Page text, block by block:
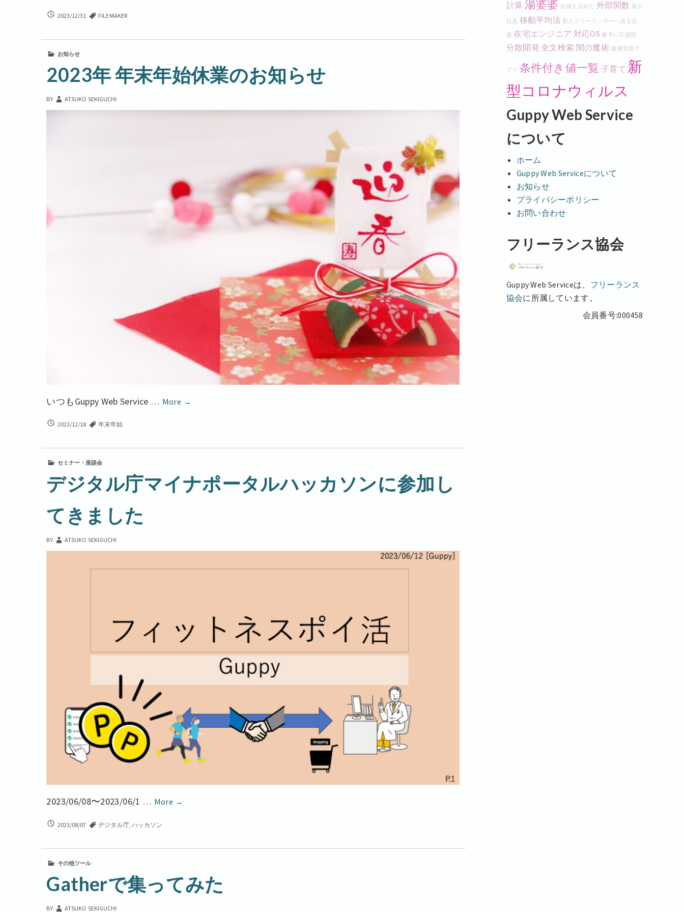
2023
報
2023/12/31 FILEMAKER
お知らせ
2023年 年末年始休業のお知らせ
BY ATSUKO SEKIGUCHI
いつもGuppy Web Service … More
2023
休
業
ら
→
2023
年
休
業
お
2023/12/18 年末年始
セミナー・座談会
デジタル庁マイナポータルハッカソンに参加し
てきました
BY ATSUKO SEKIGUCHI
2023/06/08〜2023/06/1 … More
デ
イ
ナ
→
デ
庁
イ
ポ
2023/08/07 デジタル庁, ハッカソン
その他ツール
Gatherで集ってみた
BY ATSUKO SEKIGUCHI
計算 湯婆婆 自戒を込めて 外部関数 新人
社員 移動平均法 新人フリーランサーへ送る言
葉 在宅エンジニア 対応OS 勝手に応援団
分散開発 全文検索 闇の魔術 健康管理ア
プリ 条件付き値一覧 子育て 新
型コロナウィルス
Guppy Web Service
について
ホーム
Guppy Web Serviceについて
お知らせ
プライバシーポリシー
お問い合わせ
フリーランス協会
Guppy Web Serviceは、 フリーランス
協会に所属しています。
会員番号:000458